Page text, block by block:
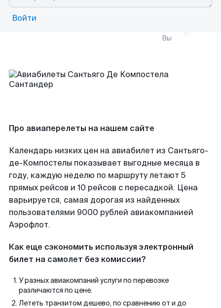
Войти
Вы
Про авиаперелеты на нашем сайте
Календарь низких цен на авиабилет из Сантьяго-
де-Компостелы показывает выгодные месяца в
году, каждую неделю по маршруту летают 5
прямых рейсов и 10 рейсов с пересадкой. Цена
варьируется, самая дорогая из найденных
пользователями 9000 рублей авиакомпанией
Аэрофлот.
Как еще сэкономить используя электронный
билет на самолет без комиссии?
У разных авиакомпаний услуги по перевозке
различаются по цене.
Лететь транзитом дешево, по сравнению от и до